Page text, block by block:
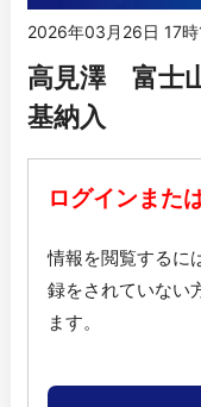
2026年03月26日 17時
高見澤 富士
基納入
ログインまた
情報を閲覧するに
録をされていない
ます。